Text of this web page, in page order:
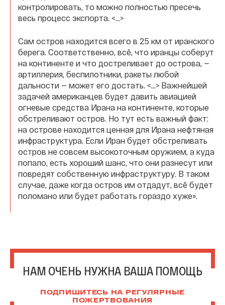
контролировать, то можно полностью пресечь
весь процесс экспорта. <...>
Сам остров находится всего в 25 км от иранского
берега. Соответственно, всё, что иранцы соберут
на континенте и что достреливает до острова, —
артиллерия, беспилотники, ракеты любой
дальности — может его достать. <...> Важнейшей
задачей американцев будет давить авиацией
огневые средства Ирана на континенте, которые
обстреливают остров. Но тут есть важный факт:
на острове находится ценная для Ирана нефтяная
инфраструктура. Если Иран будет обстреливать
остров не совсем высокоточным оружием, а куда
попало, есть хороший шанс, что они разнесут или
повредят собственную инфраструктуру. В таком
случае, даже когда остров им отдадут, всё будет
поломано или будет работать гораздо хуже».
НАМ ОЧЕНЬ НУЖНА ВАША ПОМОЩЬ
ПОДПИШИТЕСЬ НА РЕГУЛЯРНЫЕ
ПОЖЕРТВОВАНИЯ